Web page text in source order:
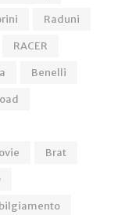
Raduni
RACER
Benelli
Brat